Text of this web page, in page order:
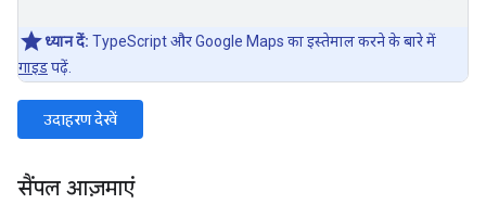
ध्यान दें: TypeScript और Google Maps का इस्तेमाल करने के बारे में
गाइडपढ़ें.
उदाहरण देखें
सैंपल आज़माएं